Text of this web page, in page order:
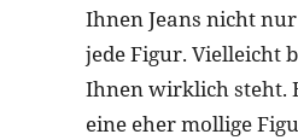
Ihnen Jeans nicht
jede Figur. Vielleicht
Ihnen wirklich steht.
eine eher mollige